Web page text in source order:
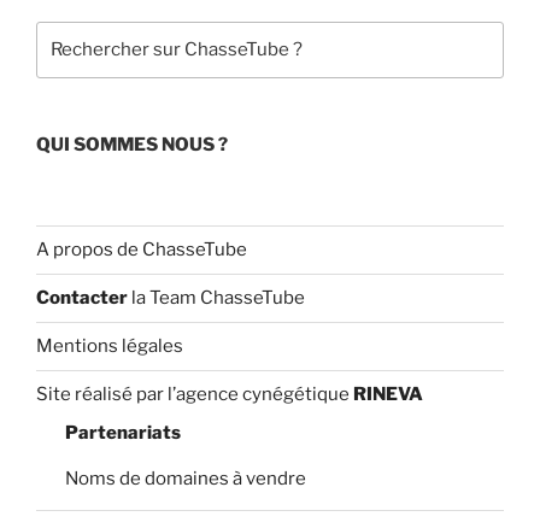
o
k
e
C
a
n
el
QUI SOMMES NOUS ?
A propos de ChasseTube
Contacter la Team ChasseTube
Mentions légales
Site réalisé par l’agence cynégétique RINEVA
Partenariats
Noms de domaines à vendre